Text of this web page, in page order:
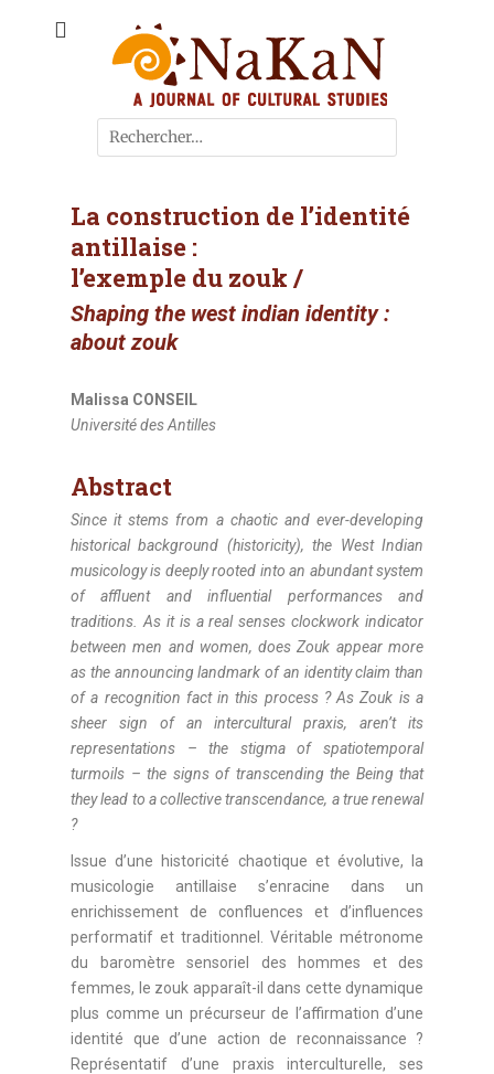
Journal NaKaN
A journal of cultural studies
La construction de l’identité
antillaise :
l’exemple du zouk /
Shaping the west indian identity :
about zouk
Malissa CONSEIL
Université des Antilles
Abstract
Since it stems from a chaotic and ever-developing
historical background (historicity), the West Indian
musicology is deeply rooted into an abundant system
of affluent and influential performances and
traditions. As it is a real senses clockwork indicator
between men and women, does Zouk appear more
as the announcing landmark of an identity claim than
of a recognition fact in this process ? As Zouk is a
sheer sign of an intercultural praxis, aren’t its
representations – the stigma of spatiotemporal
turmoils – the signs of transcending the Being that
they lead to a collective transcendance, a true renewal
?
Issue d’une historicité chaotique et évolutive, la
musicologie antillaise s’enracine dans un
enrichissement de confluences et d’influences
performatif et traditionnel. Véritable métronome
du baromètre sensoriel des hommes et des
femmes, le zouk apparaît-il dans cette dynamique
plus comme un précurseur de l’affirmation d’une
identité que d’une action de reconnaissance ?
Représentatif d’une praxis interculturelle, ses